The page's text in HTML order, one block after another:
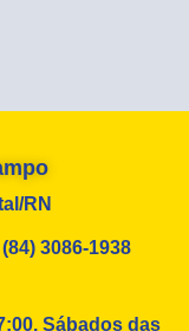
RN
3086-1938
Sábados das